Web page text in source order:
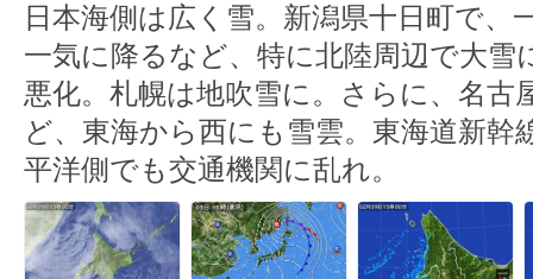
日本海側は広く雪。新潟県十日町で、
一気に降るなど、特に北陸周辺で大雪
悪化。札幌は地吹雪に。さらに、名古
ど、東海から西にも雪雲。東海道新幹
平洋側でも交通機関に乱れ。